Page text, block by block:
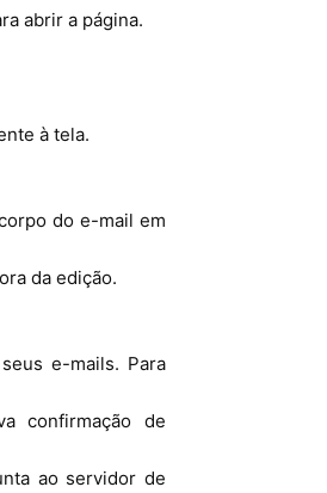
abrir a página.
à tela.
do e-mail em
da edição.
e-mails. Para
confirmação de
ao servidor de